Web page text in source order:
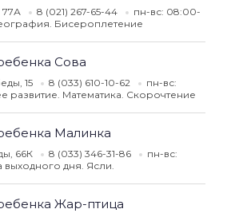
77А 8 (021) 267-65-44
пн-вс: 08:00-
Бисероплетение
Сова
15 8 (033) 610-10-62
пн-вс:
развитие. Математика. Скорочтение
Малинка
66К 8 (033) 346-31-86
пн-вс:
выходного дня. Ясли.
Жар-птица